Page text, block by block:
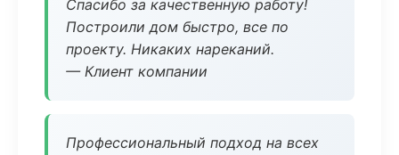
Спасибо за качественную работу!
Построили дом быстро, все по
проекту. Никаких нареканий.
— Клиент компании
Профессиональный подход на всех